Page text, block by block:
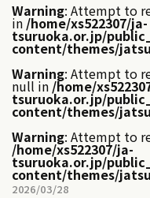
Warning: Attempt to
in /home/xs522307/ja-
tsuruoka.or.jp/
content/themes/
Warning: Attempt to
null in /home/
tsuruoka.or.jp/
content/themes/
Warning: Attempt to
/home/xs522307/ja-
tsuruoka.or.jp/
content/themes/
2026/03/28